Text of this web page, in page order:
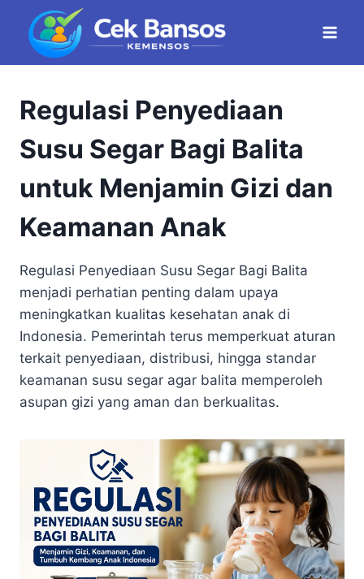
content
Regulasi Penyediaan
Susu Segar Bagi Balita
untuk Menjamin Gizi dan
Keamanan Anak
Regulasi Penyediaan Susu Segar Bagi Balita
menjadi perhatian penting dalam upaya
meningkatkan kualitas kesehatan anak di
Indonesia. Pemerintah terus memperkuat aturan
terkait penyediaan, distribusi, hingga standar
keamanan susu segar agar balita memperoleh
asupan gizi yang aman dan berkualitas.